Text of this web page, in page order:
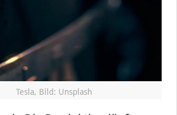
Tesla, Bild: Unsplash